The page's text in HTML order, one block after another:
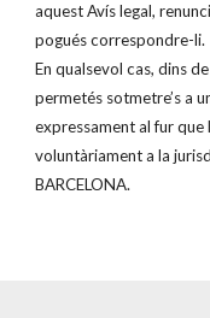
aquest Avís legal,
pogués correspondre-li.
En qualsevol cas, dins
permetés sotmetre’s a
expressament al fur
voluntàriament a la
BARCELONA.